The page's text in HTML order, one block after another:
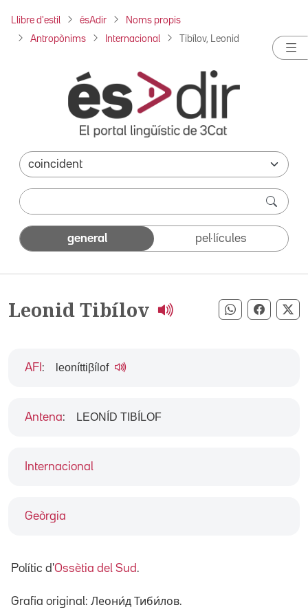
Llibre d'estil ésAdir Noms propis
Antropònims Internacional Tibílov, Leonid
general pel·lícules
Leonid Tibílov Compartir
Internacional
Geòrgia
AFI : leoníttiβílof
Antena: LEONÍD TIBÍLOF
Polític d'Ossètia del Sud.
Grafia original: Леони́д Тиби́лов.